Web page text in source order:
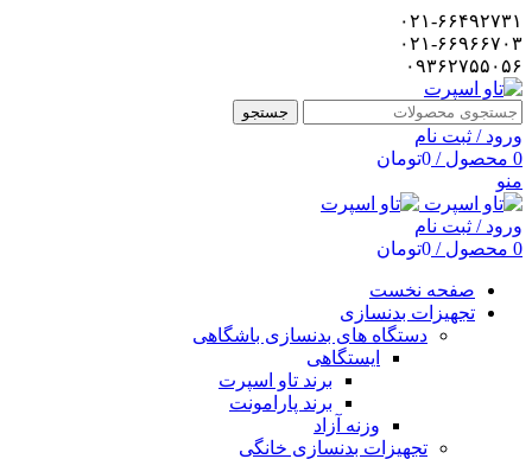
۰۲۱-۶۶۴۹۲۷۳۱
۰۲۱-۶۶۹۶۶۷۰۳
۰۹۳۶۲۷۵۵۰۵۶
جستجو
ورود / ثبت نام
0 محصول / تومان0
منو
ورود / ثبت نام
0 محصول / تومان0
صفحه نخست
تجهیزات بدنسازی
دستگاه های بدنسازی باشگاهی
ایستگاهی
برند تاو اسپرت
برند پارامونت
وزنه آزاد
تجهیزات بدنسازی خانگی